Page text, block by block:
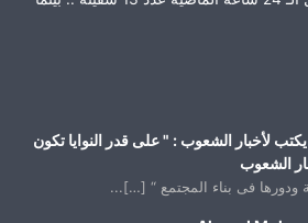
لأخبار الشعوب : " على قدر النوايا تكون
الشعوب
فى بناء المجتمع “ […]...